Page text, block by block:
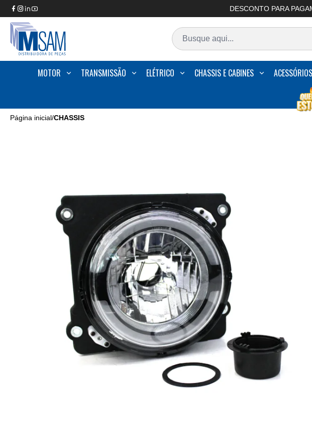
DESCONTO PARA
MOTOR TRANSMISSÃO ELÉTRICO CHASSIS E CABINES ACESSÓRIOS
Página inicial/CHASSIS